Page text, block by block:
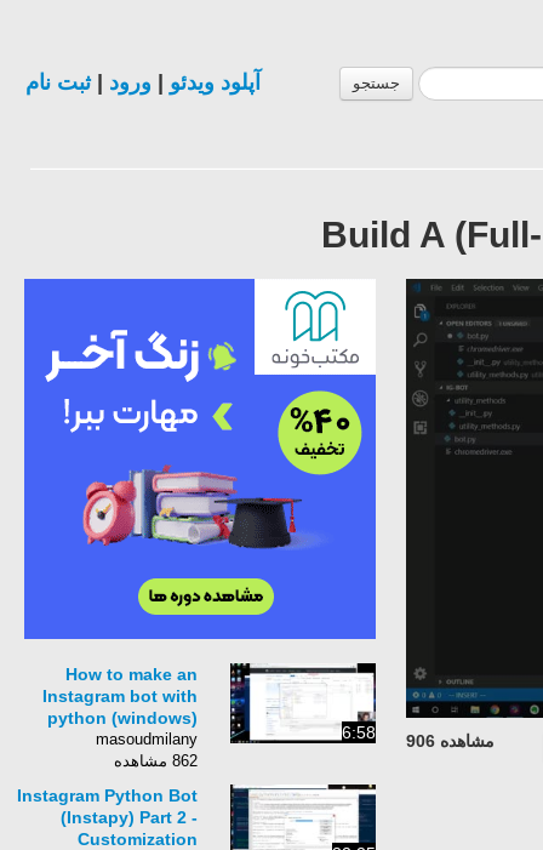
جستجو آپلود ویدئو ورود |ثبت نام
Build A
مشاهده 906 6:58
How to make an
Instagram bot with
python (windows)
masoudmilany
862 مشاهده
Instagram Python Bot
(Instapy) Part 2 -
Customization